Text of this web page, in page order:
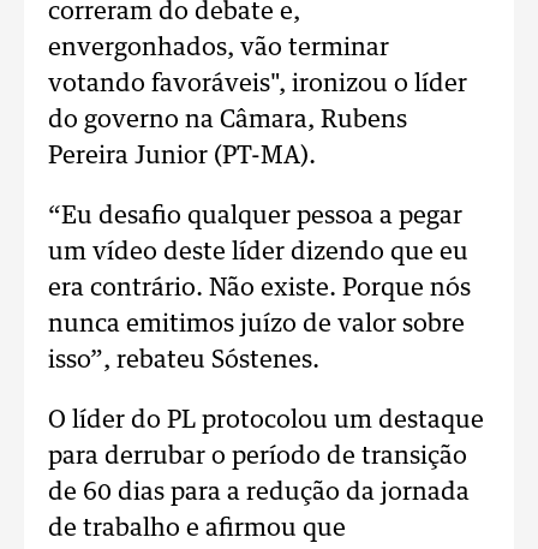
correram do debate e,
envergonhados, vão terminar
votando favoráveis", ironizou o líder
do governo na Câmara, Rubens
Pereira Junior (PT-MA).
“Eu desafio qualquer pessoa a pegar
um vídeo deste líder dizendo que eu
era contrário. Não existe. Porque nós
nunca emitimos juízo de valor sobre
isso”, rebateu Sóstenes.
O líder do PL protocolou um destaque
para derrubar o período de transição
de 60 dias para a redução da jornada
de trabalho e afirmou que